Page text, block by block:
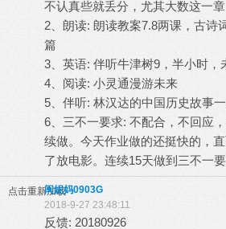
不认真些就丢分，尤其大数这一章
2、朗读: 朗读教案7.8两课，古诗
篇
3、英语: 伴听牛津树9，半小时，
4、阅读: 小灵通漫游未来
5、伴听: 林汉达的中国历史故事
6、三不一要求: 不配合，不回应
续做。今天作业做的还挺快的，
了放电影。连续15天做到三不一要
点击重新加载闽妮妈0903G
2018-9-27 23:48:11
反馈: 20180926